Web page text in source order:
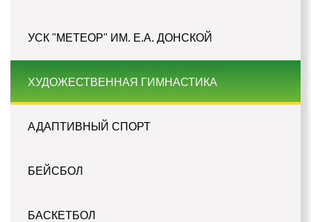
УСК "МЕТЕОР" ИМ. Е.А. ДОНСКОЙ
ХУДОЖЕСТВЕННАЯ ГИМНАСТИКА
АДАПТИВНЫЙ СПОРТ
БЕЙСБОЛ
БАСКЕТБОЛ